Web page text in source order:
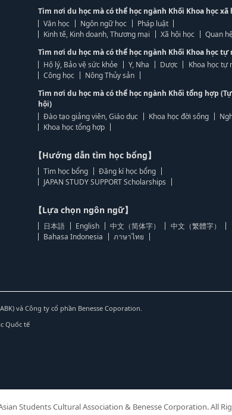
Tìm nơi du học mà có thể học ngành Khối Khoa học xã
Văn học
Ngôn ngữ học
Pháp luật
Kinh tế, Kinh doanh, Thương mại
Xã hội học
Quan
Tìm nơi du học mà có thể học ngành Khối Khoa học tự
Hộ lý, Bảo vệ sức khỏe
Y, Nha Dược
Khoa học tự
Công học
Nông Thủy sản
Tìm nơi du học mà có thể học ngành Khối tổng hợp
hội)
Đào tạo giảng viên, Giáo dục
Khoa học đời sống
Khoa học tổng hợp
【Hướng dẫn tìm học bổng】
Tìm học bổng
Đăng kí học bổng
JAPAN STUDY SUPPORT Scholarships
【Lựa chọn ngôn ngữ】
日本語 English 中文（简体字） 中文（繁體字）
Bahasa Indonesia
ภาษาไทย
và Công ty cổ phần Benesse Coporation.
Quốc tế
Students Cultural Association & Benesse Corporation. All